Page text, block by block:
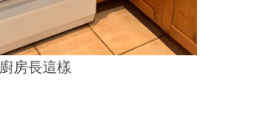
廚房長這樣